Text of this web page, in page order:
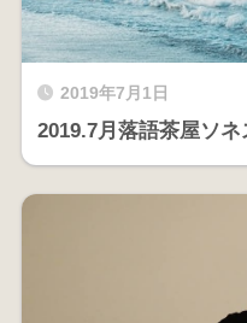
2019年7月1日
2019.7月落語茶屋ソネ